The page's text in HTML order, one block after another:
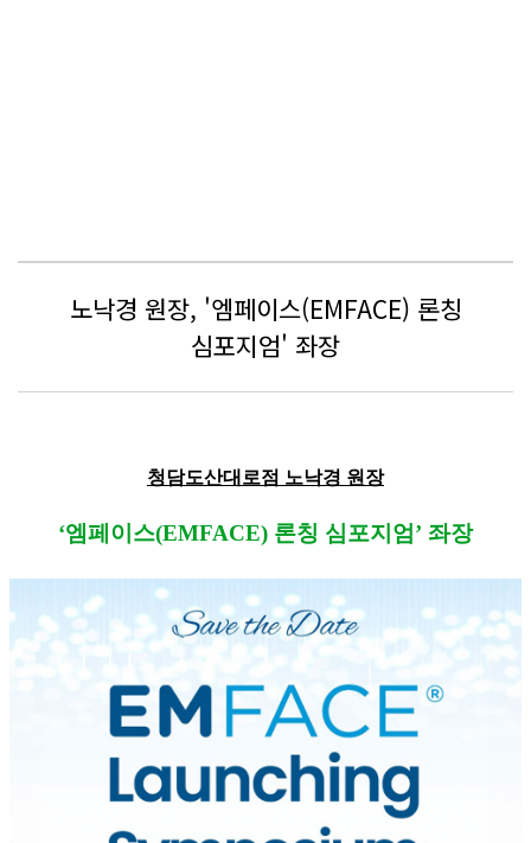
노낙경 원장, '엠페이스(EMFACE) 론칭
심포지엄' 좌장
청담도산대로점 노낙경 원장
‘엠페이스(EMFACE) 론칭 심포지엄’ 좌장